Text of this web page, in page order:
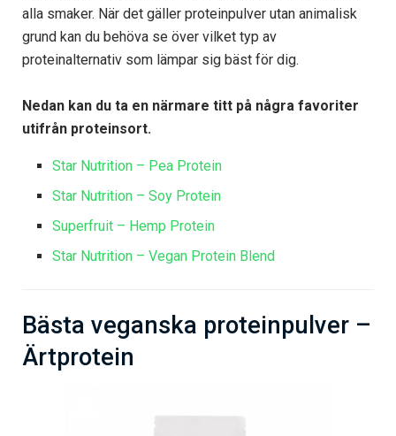
alla smaker. När det gäller proteinpulver utan animalisk
grund kan du behöva se över vilket typ av
proteinalternativ som lämpar sig bäst för dig.
Nedan kan du ta en närmare titt på några favoriter
utifrån proteinsort.
Star Nutrition – Pea Protein
Star Nutrition – Soy Protein
Superfruit – Hemp Protein
Star Nutrition – Vegan Protein Blend
Bästa veganska proteinpulver –
Ärtprotein